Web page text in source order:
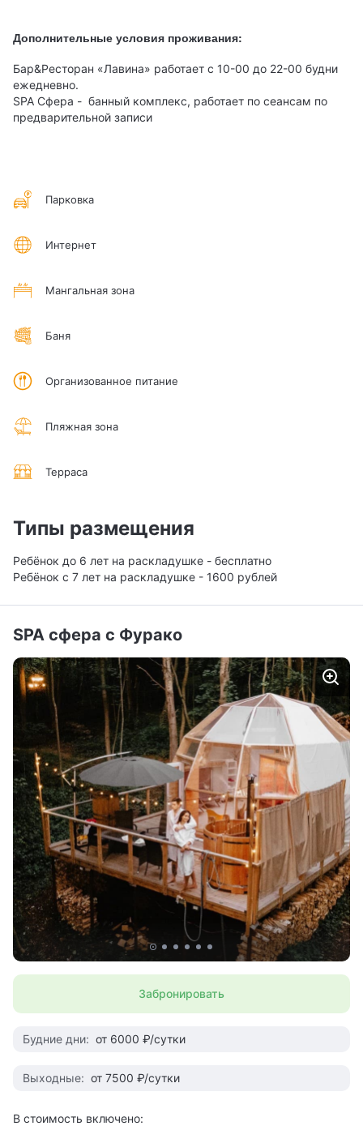
Дополнительные условия проживания:
Бар&Ресторан «Лавина» работает с 10-00 до 22-00 будни
ежедневно.
SPA Сфера - банный комплекс, работает по сеансам по
предварительной записи
Парковка
Интернет
Мангальная зона
Баня
Организованное питание
Пляжная зона
Терраса
Типы размещения
Ребёнок до 6 лет на раскладушке - бесплатно
Ребёнок с 7 лет на раскладушке - 1600 рублей
SPA сфера с Фурако
Забронировать
Будние дни: от 6000 ₽/сутки
Выходные: от 7500 ₽/сутки
В стоимость включено: